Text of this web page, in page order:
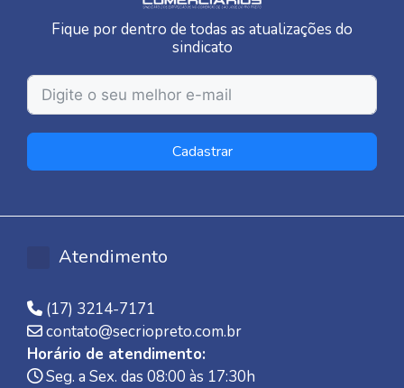
Fique por dentro de todas as atualizações do
sindicato
Cadastrar
Atendimento
(17) 3214-7171
contato@secriopreto.com.br
Horário de atendimento:
Seg. a Sex. das 08:00 às 17:30h